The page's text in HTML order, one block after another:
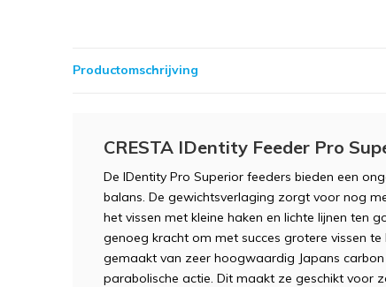
Productomschrijving
CRESTA IDentity Feeder Pro
De IDentity Pro Superior feeders bieden een
balans. De gewichtsverlaging zorgt voor nog
het vissen met kleine haken en lichte lijnen ten
genoeg kracht om met succes grotere vissen
gemaakt van zeer hoogwaardig Japans
parabolische actie. Dit maakt ze geschikt voor